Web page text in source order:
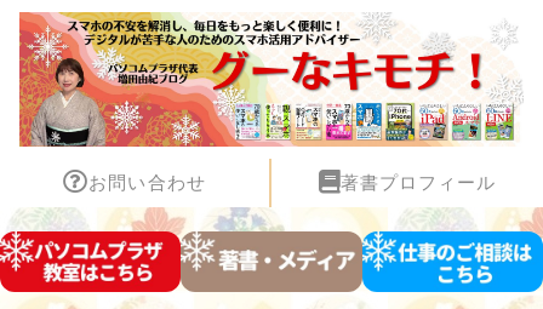
お問い合わせ 著書プロフィール